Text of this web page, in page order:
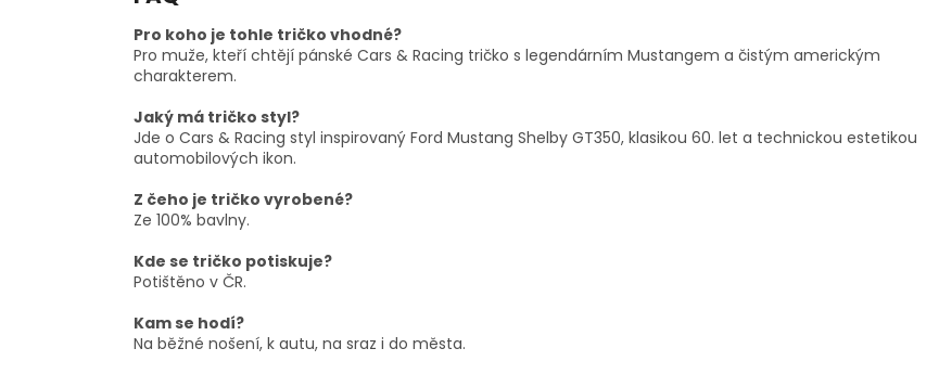
Pro koho je tohle tričko vhodné?
Pro muže, kteří chtějí pánské Cars & Racing tričko s legendárním Mustangem a čistým americkým
charakterem.
Jaký má tričko styl?
Jde o Cars & Racing styl inspirovaný Ford Mustang Shelby GT350, klasikou 60. let a technickou estetikou
automobilových ikon.
Z čeho je tričko vyrobené?
Ze 100% bavlny.
Kde se tričko potiskuje?
Potištěno v ČR.
Kam se hodí?
Na běžné nošení, k autu, na sraz i do města.